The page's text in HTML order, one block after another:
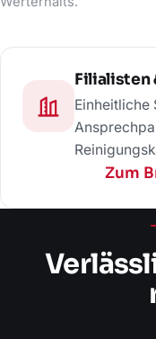
Filialisten
Einheitliche
Zum